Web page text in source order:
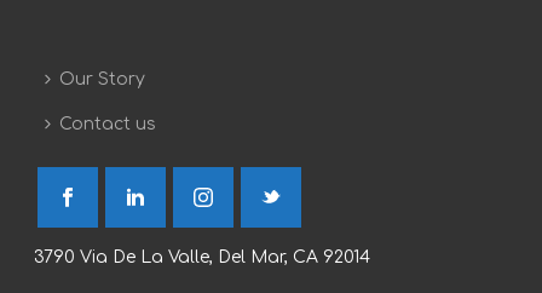
Our Story
Contact us
3790 Via De La Valle, Del Mar, CA 92014